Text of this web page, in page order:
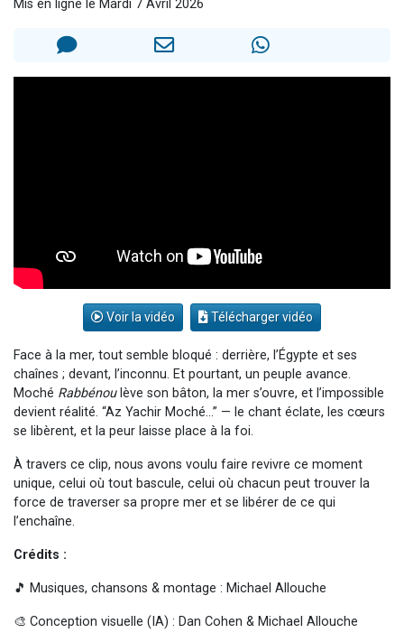
Mis en ligne le Mardi 7 Avril 2026
Voir la vidéo Télécharger vidéo
Face à la mer, tout semble bloqué : derrière, l’Égypte et ses
chaînes ; devant, l’inconnu. Et pourtant, un peuple avance.
Moché Rabbénoulève son bâton, la mer s’ouvre, et l’impossible
devient réalité. “Az Yachir Moché…” — le chant éclate, les cœurs
se libèrent, et la peur laisse place à la foi.
À travers ce clip, nous avons voulu faire revivre ce moment
unique, celui où tout bascule, celui où chacun peut trouver la
force de traverser sa propre mer et se libérer de ce qui
l’enchaîne.
Crédits :
🎵 Musiques, chansons & montage : Michael Allouche
🎨 Conception visuelle (IA) : Dan Cohen & Michael Allouche